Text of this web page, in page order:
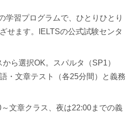
学習プログラムで、ひとりひとり
せます。IELTSの公式試験センタ
ら選択OK。スパルタ（SP1）
・文章テスト（各25分間）と義務
文章クラス、夜は22:00までの義